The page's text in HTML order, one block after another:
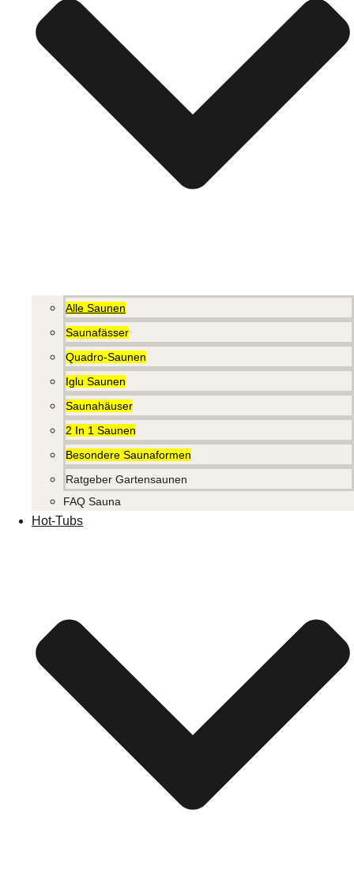
Alle Saunen
Saunafässer
Quadro-Saunen
Iglu Saunen
Saunahäuser
2 In 1 Saunen
Besondere Saunaformen
Ratgeber Gartensaunen
FAQ Sauna
Hot-Tubs